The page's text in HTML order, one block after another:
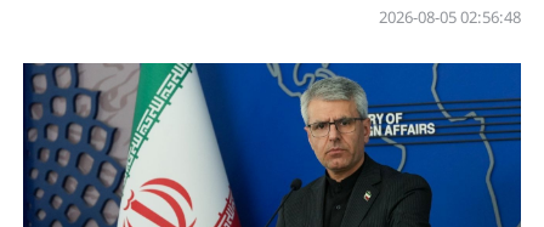
02:56:48 2026-08-05